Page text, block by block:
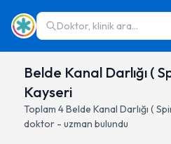
Doktor, klinik ara...
Belde Kanal Darlığı (
Kayseri
Toplam 4Belde Kanal Darlığı (
doktor - uzman bulundu